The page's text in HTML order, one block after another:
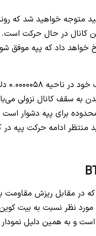
متوجه خواهید شد
و همچنان در این کانال در حال
خواهد داد که پپه موفق
سقف کانال نزولی
و گذر از این محدوده برای پپه
ادامه حرکت پپه در
در مقابل ریزش مقاومت
نظر نسبت به بیت